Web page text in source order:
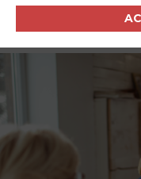
Recuerdos y
mayores